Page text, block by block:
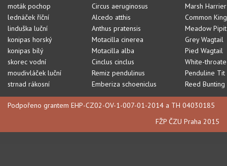
moták pochop
Circus aeruginosus
Marsh Harrier
lednáček říční
Alcedo atthis
Common
linduška luční
Anthus pratensis
Meadow Pipit
konipas horský
Motacilla cinerea
Grey Wagtail
konipas bílý
Motacilla alba
Pied Wagtail
skorec vodní
Cinclus cinclus
White-
moudivláček luční
Remiz pendulinus
Penduline Tit
strnad rákosní
Emberiza schoeniclus Reed Bunting
Podpořeno grantem EHP-CZ02-OV-1-007-01-2014 a TH 04030185
FŽP ČZU Praha 2015